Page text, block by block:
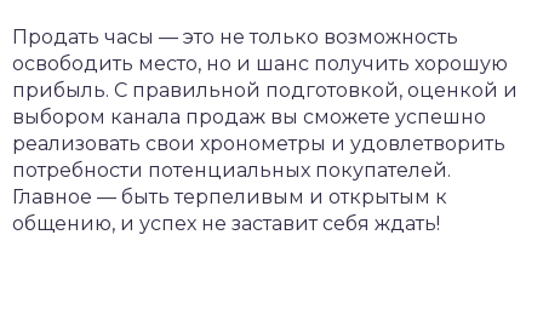
Продать часы — это не только возможность
освободить место, но и шанс получить хорошую
прибыль. С правильной подготовкой, оценкой и
выбором канала продаж вы сможете успешно
реализовать свои хронометры и удовлетворить
потребности потенциальных покупателей.
Главное — быть терпеливым и открытым к
общению, и успех не заставит себя ждать!